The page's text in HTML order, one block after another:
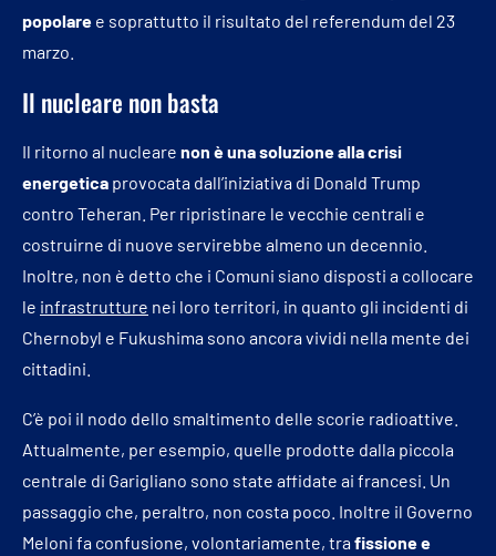
popolare e soprattutto il risultato del referendum del 23
marzo.
Il nucleare non basta
Il ritorno al nucleare non è una soluzione alla crisi
energetica provocata dall’iniziativa di Donald Trump
contro Teheran. Per ripristinare le vecchie centrali e
costruirne di nuove servirebbe almeno un decennio.
Inoltre, non è detto che i Comuni siano disposti a collocare
le infrastrutture nei loro territori, in quanto gli incidenti di
Chernobyl e Fukushima sono ancora vividi nella mente dei
cittadini.
C’è poi il nodo dello smaltimento delle scorie radioattive.
Attualmente, per esempio, quelle prodotte dalla piccola
centrale di Garigliano sono state affidate ai francesi. Un
passaggio che, peraltro, non costa poco. Inoltre il Governo
Meloni fa confusione, volontariamente, trafissione e